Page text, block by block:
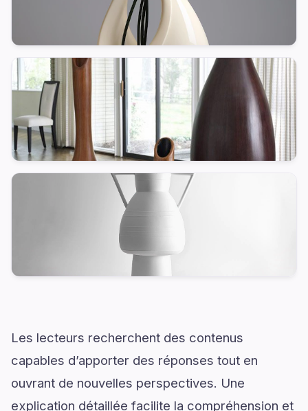
Les lecteurs recherchent des contenus
capables d’apporter des réponses tout en
ouvrant de nouvelles perspectives. Une
explication détaillée facilite la compréhension et